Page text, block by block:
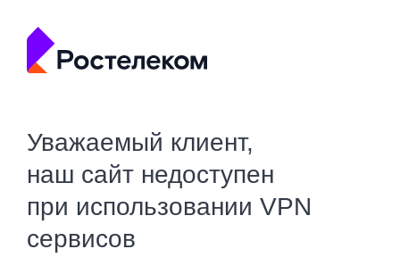
Уважаемый клиент,
наш сайт недоступен
при использовании VPN
сервисов